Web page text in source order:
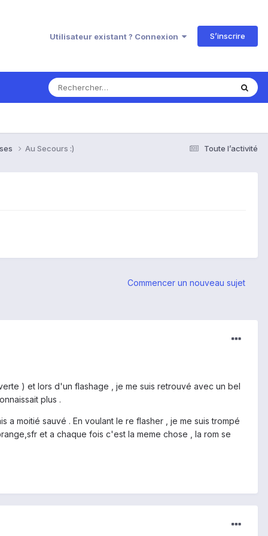
Utilisateur existant ? Connexion S’inscrire
Toute l’activité
Au Secours :)
Commencer un nouveau sujet
) et lors d'un flashage , je me suis retrouvé avec un bel
plus .
moitié sauvé . En voulant le re flasher , je me suis trompé
et a chaque fois c'est la meme chose , la rom se